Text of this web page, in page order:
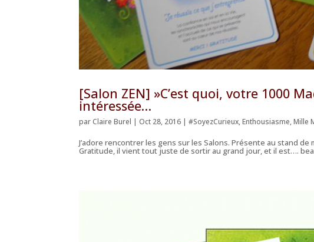
[Salon ZEN] »C’est quoi, votre 1000
intéressée…
parClaire Burel |Oct 28, 2016 |#SoyezCurieux,Enthousiasme,Mille
J’adore rencontrer les gens sur les Salons. Présente au stand
Gratitude, il vient tout juste de sortir au grand jour, et il est….